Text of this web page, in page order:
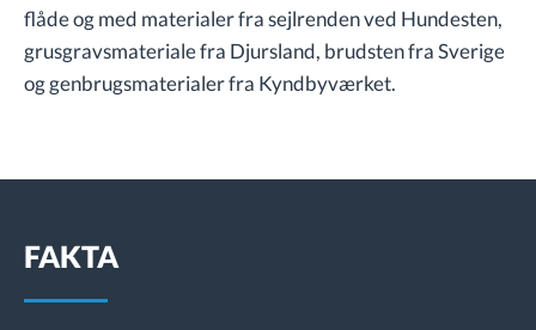
flåde og med materialer fra sejlrenden ved Hundesten,
grusgravsmateriale fra Djursland, brudsten fra Sverige
og genbrugsmaterialer fra Kyndbyværket.
FAKTA